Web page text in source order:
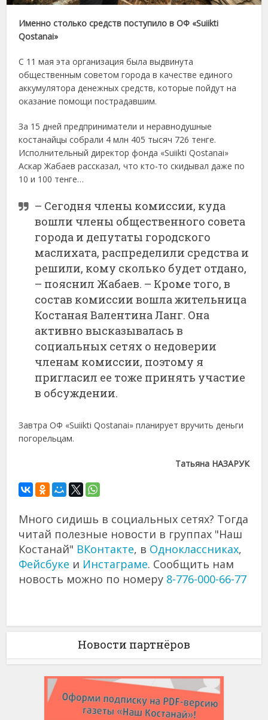
Именно столько средств поступило в ОФ «Suiіkti
Qostanai»
С 11 мая эта организация была выдвинута
общественным советом города в качестве единого
аккумулятора денежных средств, которые пойдут на
оказание помощи пострадавшим.
За 15 дней предприниматели и неравнодушные
костанайцы собрали 4 млн 405 тысяч 726 тенге.
Исполнительный директор фонда «Suiіkti Qostanai»
Аскар Жабаев рассказал, что кто-то скидывал даже по
10 и 100 тенге…
– Сегодня члены комиссии, куда
вошли члены общественного совета
города и депутаты городского
маслихата, распределили средства и
решили, кому сколько будет отдано,
– пояснил Жабаев. – Кроме того, в
состав комиссии вошла жительница
Костаная Валентина Ланг. Она
активно высказывалась в
социальных сетях о недоверии
членам комиссии, поэтому я
пригласил ее тоже принять участие
в обсуждении.
Завтра ОФ «Suiіkti Qostanai» планирует вручить деньги
погорельцам.
Татьяна НАЗАРУК
Много сидишь в социальных сетях? Тогда
читай полезные новости в группах "Наш
Костанай" ВКонтакте, в Одноклассниках,
Фейсбуке и Инстаграме. Сообщить нам
новость можно по номеру 8-776-000-66-77
Новости партнёров